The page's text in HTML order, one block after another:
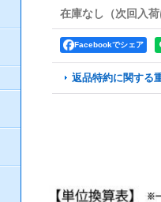
在庫なし（次回入荷
Facebookでシェア
返品特約に関する